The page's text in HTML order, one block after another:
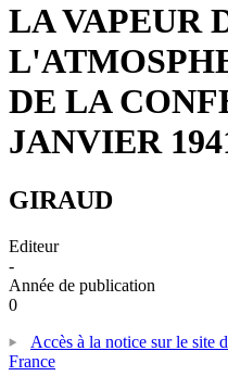
LA VAPEUR
DE LA
JANVIER
GIRAUD
Editeur
-
Année de publication
0
Accès à la notice sur le site
France